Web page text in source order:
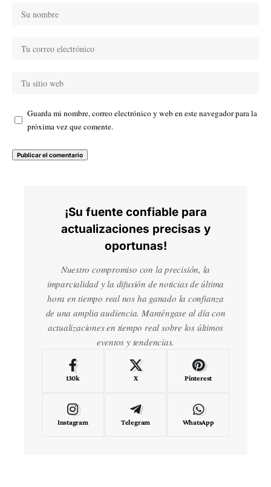
Guarda mi nombre, correo electrónico y web en este navegador para la
próxima vez que comente.
¡Su fuente confiable para
actualizaciones precisas y
oportunas!
Nuestro compromiso con la precisión, la
imparcialidad y la difusión de noticias de última
hora en tiempo real nos ha ganado la confianza
de una amplia audiencia. Manténgase al día con
actualizaciones en tiempo real sobre los últimos
eventos y tendencias.
130k X Pinterest
Instagram Telegram WhatsApp